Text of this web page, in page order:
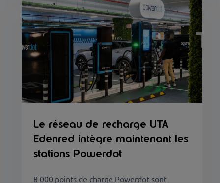
Le réseau de recharge UTA
Edenred intègre maintenant les
stations Powerdot
8 000 points de charge Powerdot sont